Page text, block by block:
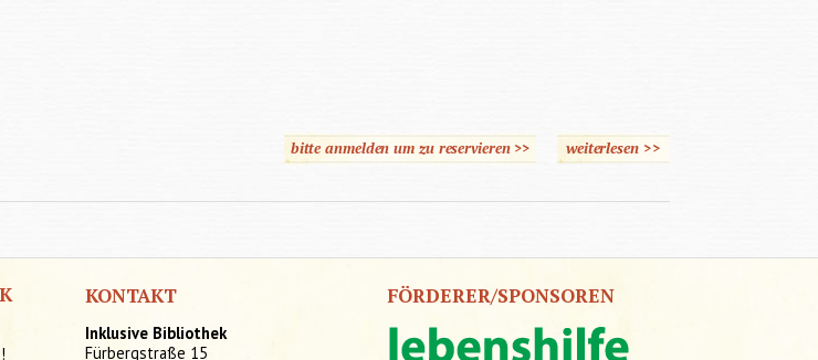
bitte anmelden um zu reservieren >> weiterlesen über Lesen und Schreiben
>>
KONTAKT
Inklusive Bibliothek
Fürbergstraße 15
FÖRDERER/SPONSOREN